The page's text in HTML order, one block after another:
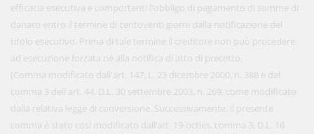
efficacia esecutiva e comportanti l'obbligo di pagamento di somme di
danaro entro il termine di centoventi giorni dalla notificazione del
titolo esecutivo. Prima di tale termine il creditore non può procedere
ad esecuzione forzata né alla notifica di atto di precetto.
(Comma modificato dall'art. 147, L. 23 dicembre 2000, n. 388 e dal
comma 3 dell'art. 44, D.L. 30 settembre 2003, n. 269, come modificato
dalla relativa legge di conversione. Successivamente, il presente
comma è stato così modificato dall’art. 19-octies, comma 3, D.L. 16